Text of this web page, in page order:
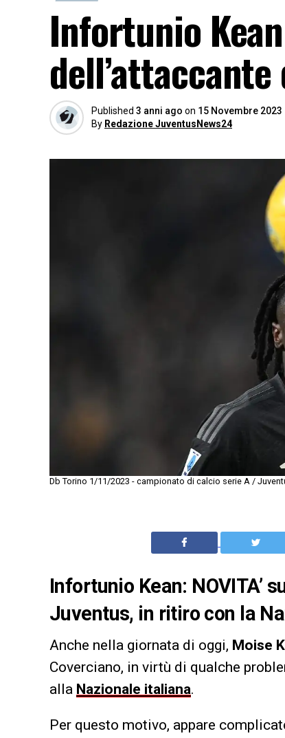
Infortunio
Published 3 anni ago on 15 Novembre 2023
By Redazione JuventusNews24
Db Torino 1/11/2023 - campionato di calcio serie A /
Infortunio Kean: NOVITA’
Juventus, in ritiro con la
Anche nella giornata di oggi, Moise
Coverciano, in virtù di qualche
alla Nazionale italiana.
Per questo motivo, appare